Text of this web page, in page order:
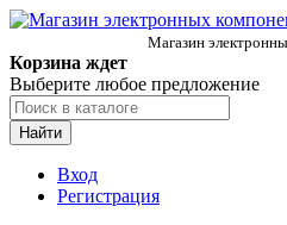
Магазин
Корзина ждет
Выберите любое предложение
Найти
Вход
Регистрация